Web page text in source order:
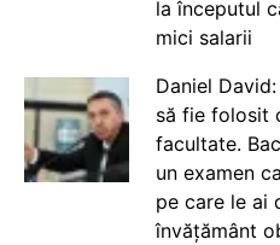
la începutul
mici salarii
Daniel
să fie folosit
facultate.
un examen
pe care le ai
învățământ